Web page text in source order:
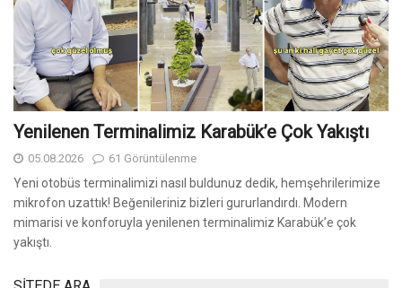
Yenilenen Terminalimiz Karabük’e Çok Yakıştı
05.08.2026 61 Görüntülenme
Yeni otobüs terminalimizi nasıl buldunuz dedik, hemşehrilerimize
mikrofon uzattık! Beğenileriniz bizleri gururlandırdı. Modern
mimarisi ve konforuyla yenilenen terminalimiz Karabük’e çok
yakıştı.